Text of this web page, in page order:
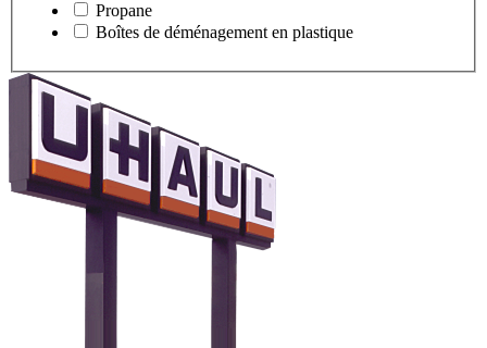
Propane
Boîtes de déménagement en plastique